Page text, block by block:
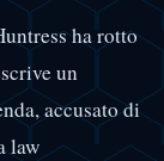
ha rotto
un
accusato di
law